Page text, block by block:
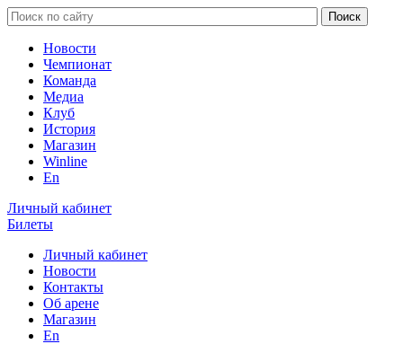
Новости
Чемпионат
Команда
Медиа
Клуб
История
Магазин
Winline
En
Личный кабинет
Билеты
Личный кабинет
Новости
Контакты
Об арене
Магазин
En